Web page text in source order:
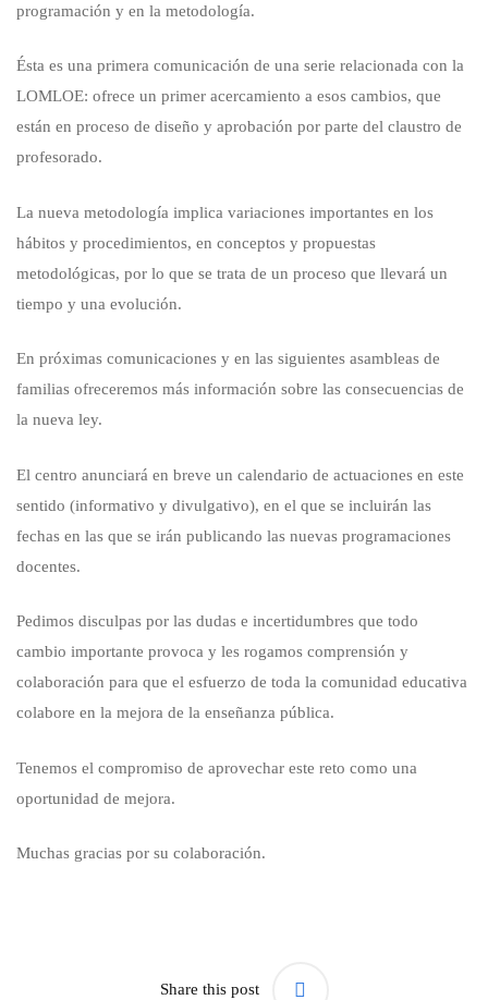
programación y en la metodología.
Ésta es una primera comunicación de una serie relacionada con la
LOMLOE: ofrece un primer acercamiento a esos cambios, que
están en proceso de diseño y aprobación por parte del claustro de
profesorado.
La nueva metodología implica variaciones importantes en los
hábitos y procedimientos, en conceptos y propuestas
metodológicas, por lo que se trata de un proceso que llevará un
tiempo y una evolución.
En próximas comunicaciones y en las siguientes asambleas de
familias ofreceremos más información sobre las consecuencias de
la nueva ley.
El centro anunciará en breve un calendario de actuaciones en este
sentido (informativo y divulgativo), en el que se incluirán las
fechas en las que se irán publicando las nuevas programaciones
docentes.
Pedimos disculpas por las dudas e incertidumbres que todo
cambio importante provoca y les rogamos comprensión y
colaboración para que el esfuerzo de toda la comunidad educativa
colabore en la mejora de la enseñanza pública.
Tenemos el compromiso de aprovechar este reto como una
oportunidad de mejora.
Muchas gracias por su colaboración.
Share this post